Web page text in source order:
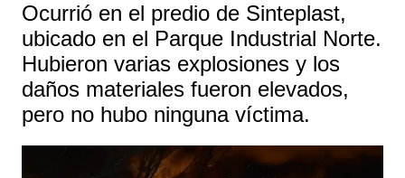
Ocurrió en el predio de Sinteplast,
ubicado en el Parque Industrial Norte.
Hubieron varias explosiones y los
daños materiales fueron elevados,
pero no hubo ninguna víctima.